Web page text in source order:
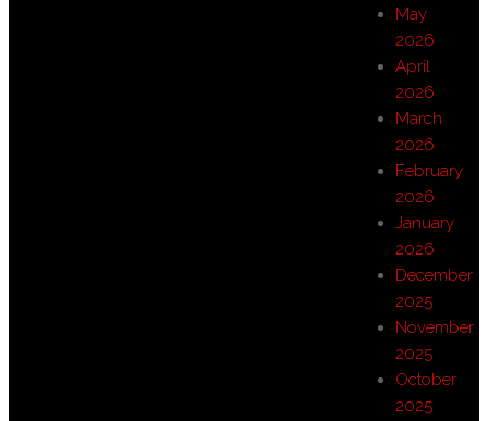
May
2026
April
2026
March
2026
February
2026
January
2026
December
2025
November
2025
October
2025